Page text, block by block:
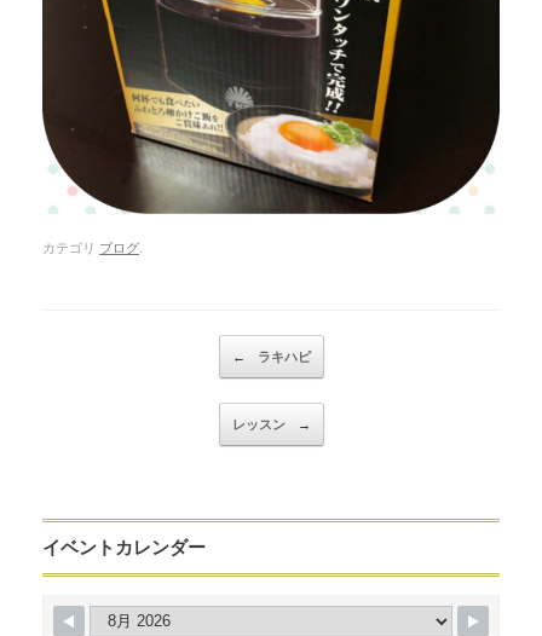
カテゴリ ブログ
← ラキハピ
レッスン →
イベントカレンダー